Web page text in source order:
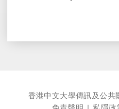
香港中文大學傳訊及公共